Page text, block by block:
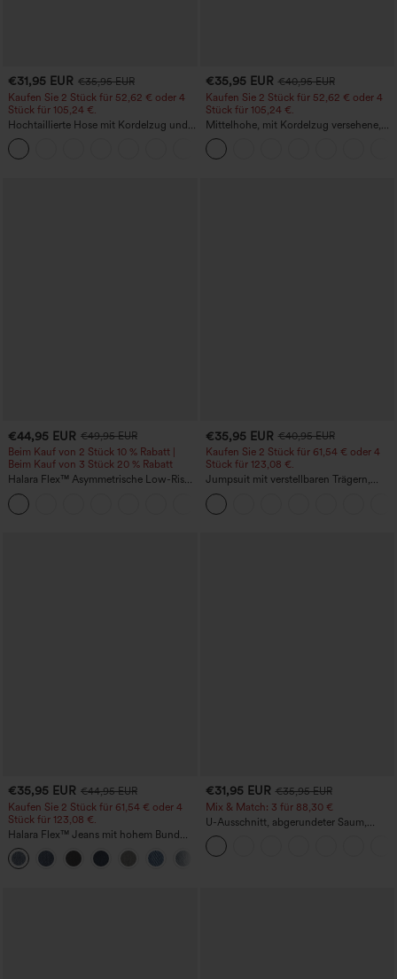
€31,95 EUR €35,95 EUR
Kaufen Sie 2 Stück für 52,62 € oder 4
Stück für 105,24 €.
Hochtaillierte Hose mit Kordelzug und
Taschen, weitem Bein, lässig und locker
in Leinenoptik
€35,95 EUR €40,95 EUR
Kaufen Sie 2 Stück für 52,62 € oder 4
Stück für 105,24 €.
Mittelhohe, mit Kordelzug versehene,
schnelltrocknende Golfhose mit schmal
zulaufendem Schnitt, abgerundetem
Saum und Taschen – UPF 40+
€44,95 EUR €49,95 EUR
Beim Kauf von 2 Stück 10 % Rabatt |
Beim Kauf von 3 Stück 20 % Rabatt
Halara Flex™ Asymmetrische Low-Rise-
Jeans mit Reißverschlusstaschen,
Baggy-Stil, weitem Bein, gewaschen,
lässig
€35,95 EUR €40,95 EUR
Kaufen Sie 2 Stück für 61,54 € oder 4
Stück für 123,08 €.
Jumpsuit mit verstellbaren Trägern,
gerafftem Detail, weitem Bein und
meliertem Stoff, lässig, mit Taschen -
Easy Peezy
€35,95 EUR €44,95 EUR
Kaufen Sie 2 Stück für 61,54 € oder 4
Stück für 123,08 €.
Halara Flex™ Jeans mit hohem Bund
und Taschen, gewaschener, lässiger
Bootcut
€31,95 EUR €35,95 EUR
Mix & Match: 3 für 88,30 €
U-Ausschnitt, abgerundeter Saum,
InstantCool Yoga-Trägertop – UPF50+